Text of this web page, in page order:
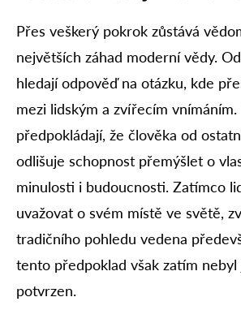
Přes veškerý pokrok zůstává
největších záhad moderní vědy.
hledají odpověď na otázku, kde
mezi lidským a zvířecím
předpokládají, že člověka od
odlišuje schopnost přemýšlet o
minulosti i budoucnosti. Zatímco
uvažovat o svém místě ve světě,
tradičního pohledu vedena
tento předpoklad však zatím nebyl
potvrzen.